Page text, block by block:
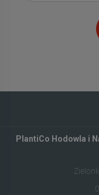
PlantiCo Hodowla i